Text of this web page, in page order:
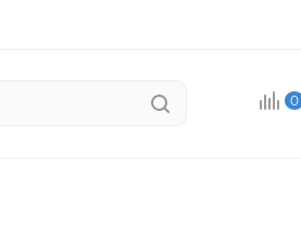
0